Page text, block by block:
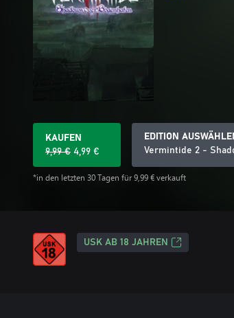
KAUFEN
9,99 € 4,99 €
*in den letzten 30 Tagen für 9,99 € verkauft
EDITION
Vermintide 2 -
USK AB 18 JAHREN